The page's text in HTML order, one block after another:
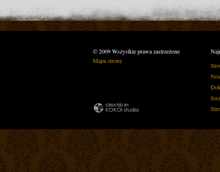
© 2009 Wszystkie prawa zastrzeżone
Mapa strony